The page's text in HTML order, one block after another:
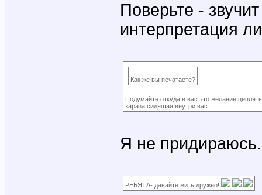
Поверьте -
интерпретация
Как же вы печатаете?
Подумайте откуда в вас это желание
зараза сидящая внутри вас...
Я не
РЕБЯТА- давайте жить дружно!